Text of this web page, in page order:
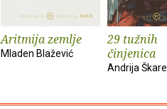
Aritmija zemlje
Mladen Blažević
29 tužnih
činjenica
Andrija Škare